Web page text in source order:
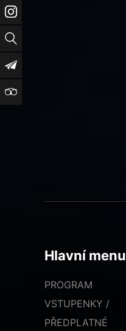
Instagram
Vyhledat
Newsletter
TripAdvisor
Hlavní menu
PROGRAM
VSTUPENKY /
PŘEDPLATNÉ